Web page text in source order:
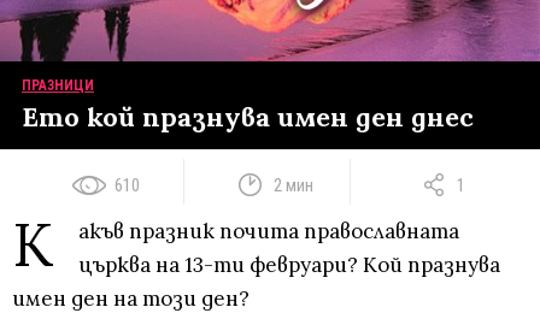
ПРАЗНИЦИ
Ето кой празнува имен ден днес
610 2 мин 1
К
акъв празник почита православната
църква на 13-ти февруари? Кой празнува
имен ден на този ден?